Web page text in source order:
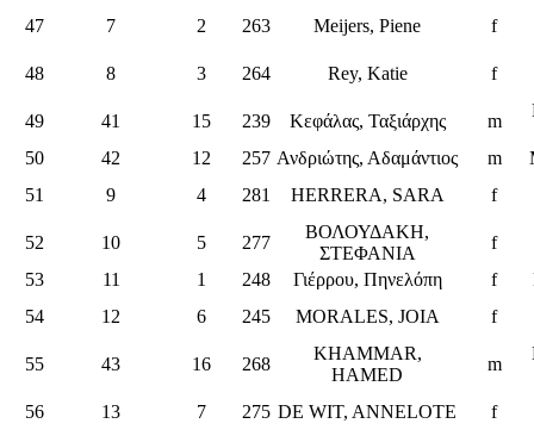
47 7 2 263 Meijers, Piene f
48 8 3 264 Rey, Katie f
49 41 15 239 Κεφάλας, Ταξιάρχης m
50 42 12 257 Ανδριώτης, Αδαμάντιος m
51
9 4 281 HERRERA, SARA f
52 10 5 277
ΒΟΛΟΥΔΑΚΗ,
ΣΤΕΦΑΝΙΑ
f
53
11 1 248 Γιέρρου, Πηνελόπη f
54
12 6 245 MORALES, JOIA f
55 43 16 268
KHAMMAR,
HAMED
m
56 13 7 275 DE WIT, ANNELOTE f